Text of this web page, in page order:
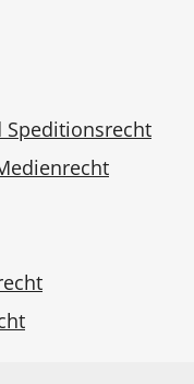
Speditionsrecht